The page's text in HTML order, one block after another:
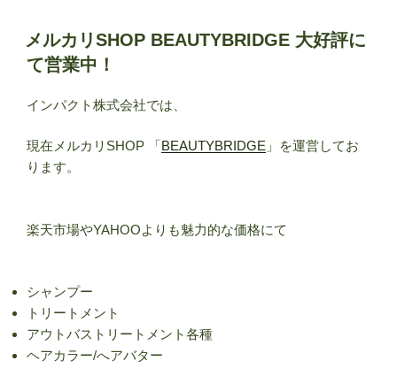
稿
日:
メルカリSHOP BEAUTYBRIDGE 大好評に
て営業中！
インパクト株式会社では、
現在メルカリSHOP 「BEAUTYBRIDGE 」を運営してお
ります。
楽天市場やYAHOOよりも魅力的な価格にて
シャンプー
トリートメント
アウトバストリートメント各種
ヘアカラー/へアバター